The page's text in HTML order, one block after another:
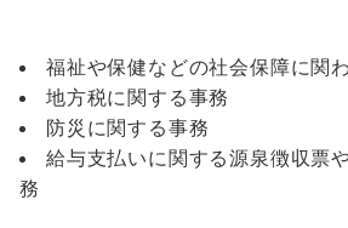
福祉や保健などの社会保障に関
地方税に関する事務
防災に関する事務
給与支払いに関する源泉徴収票
務